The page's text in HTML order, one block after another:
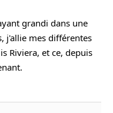
grandi dans une
j'allie mes différentes
Riviera, et ce, depuis